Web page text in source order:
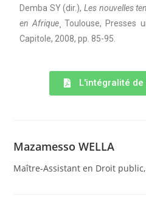
Demba SY (dir.), Les nouvelles
en Afrique ¸ Toulouse, Presses
Capitole, 2008, pp. 85-95.
L'intégralité
Mazamesso WELLA
Maître-Assistant en Droit